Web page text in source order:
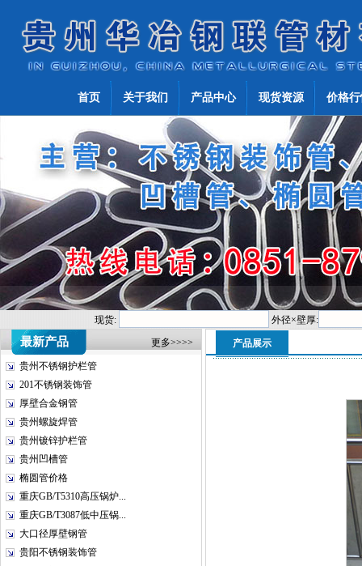
首页 关于我们 产品中心 现货资源 价格
现货: 外径×壁厚:
最新产品 更多>>>>
贵州不锈钢护栏管
201不锈钢装饰管
厚壁合金钢管
贵州螺旋焊管
贵州镀锌护栏管
贵州凹槽管
椭圆管价格
重庆GB/T5310高压锅炉...
重庆GB/T3087低中压锅...
大口径厚壁钢管
贵阳不锈钢装饰管
产品展示